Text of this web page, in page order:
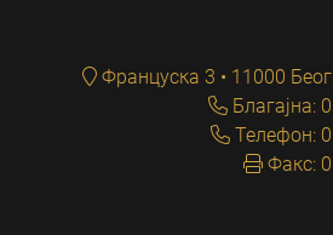
Француска 3 • 11000
Благајна:
Телефон:
Факс: